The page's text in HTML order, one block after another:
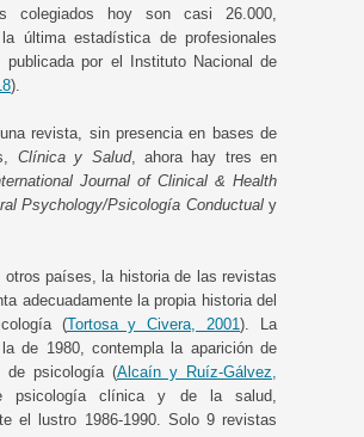
colegiados hoy son casi 26.000,
última estadística de profesionales
publicada por el Instituto Nacional de
).
revista, sin presencia en bases de
Clínica y Salud, ahora hay tres en
Journal of Clinical & Health
Psychology/Psicología Conductualy
otros países, la historia de las revistas
adecuadamente la propia historia del
(Tortosa y Civera, 2001). La
de 1980, contempla la aparición de
de psicología (Alcaín y Ruíz-Gálvez,
psicología clínica y de la salud,
el lustro 1986-1990. Solo 9 revistas